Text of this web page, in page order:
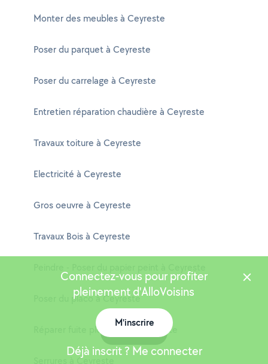
Monter des meubles à Ceyreste
Poser du parquet à Ceyreste
Poser du carrelage à Ceyreste
Entretien réparation chaudière à Ceyreste
Travaux toiture à Ceyreste
Electricité à Ceyreste
Gros oeuvre à Ceyreste
Travaux Bois à Ceyreste
Poser du placo à Ceyreste
Réparer fuite plomberie à Ceyreste
Serrures à Ceyreste
Connectez-vous pour profiter
pleinement d'AlloVoisins
M'inscrire
Déjà inscrit ? Me connecter